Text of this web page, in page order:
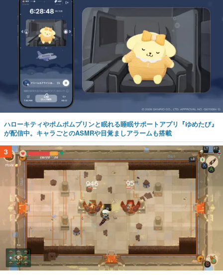
ハローキティやポムポムプリンと眠れる睡眠サポートアプリ『ゆめたび』
が配信中。キャラごとのASMRや目覚ましアラームも搭載
3